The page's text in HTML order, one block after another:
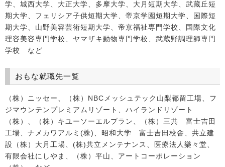
学、城西大学、大正大学、多摩大学、大月短期大学、武藏丘短
期大学、フェリシア子供短期大学、帝京学園短期大学、国際短
期大学、山野美容芸術短期大学、帝京福祉専門学校、国際文化
理容美容専門学校、ヤマザキ動物専門学校、武蔵野調理師専門
学校 など
おもな就職先一覧
（株）ニッセー、（株）NBCメッシュテック山梨都留工場、フ
ジマウンテンプレミアムリゾート、ハイランドリゾート
（株）、（株）キユーソーエルプラン、（株）三共 富士吉田
工場、ナメカワアルミ(株)、昭和大学 富士吉田校舎、共立建
設（株）大月工場、(株)共立メンテナンス、医療法人樂々堂、
有限会社にしやま、（株）平山、アートコーポレーション